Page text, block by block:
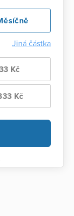
Jiná částka
Kč
Kč